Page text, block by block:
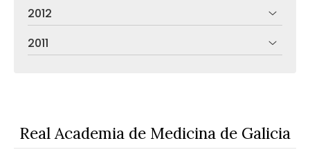
2012
2011
Real Academia de Medicina de Galicia